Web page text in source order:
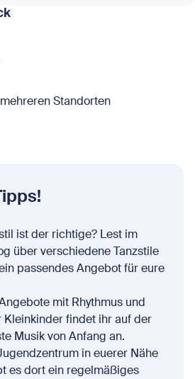
Standorten
ist der richtige? Lest im
über verschiedene Tanzstile
passendes Angebot für eure
mit Rhythmus und
Kleinkinder findet ihr auf der
Musik von Anfang an.
in euerer Nähe
es dort ein regelmäßiges